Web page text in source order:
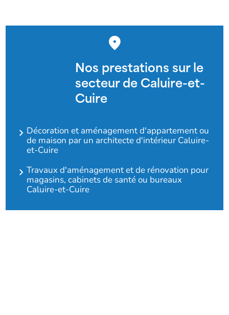
Nos prestations sur le
secteur de Caluire-et-
Cuire
Décoration et aménagement d'appartement ou
de maison par un architecte d'intérieur Caluire-
et-Cuire
Travaux d'aménagement et de rénovation pour
magasins, cabinets de santé ou bureaux
Caluire-et-Cuire